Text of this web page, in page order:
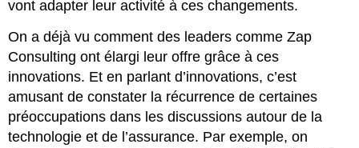
vont adapter leur activité à ces changements.
On a déjà vu comment des leaders comme Zap
Consulting ont élargi leur offre grâce à ces
innovations. Et en parlant d’innovations, c’est
amusant de constater la récurrence de certaines
préoccupations dans les discussions autour de la
technologie et de l’assurance. Par exemple, on